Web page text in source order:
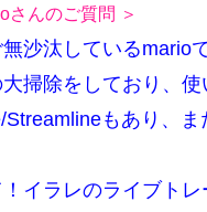
さんのご質問 ＞
沙汰しているmarioで
掃除をしており、使
Streamlineもあり、ま
！イラレのライブト